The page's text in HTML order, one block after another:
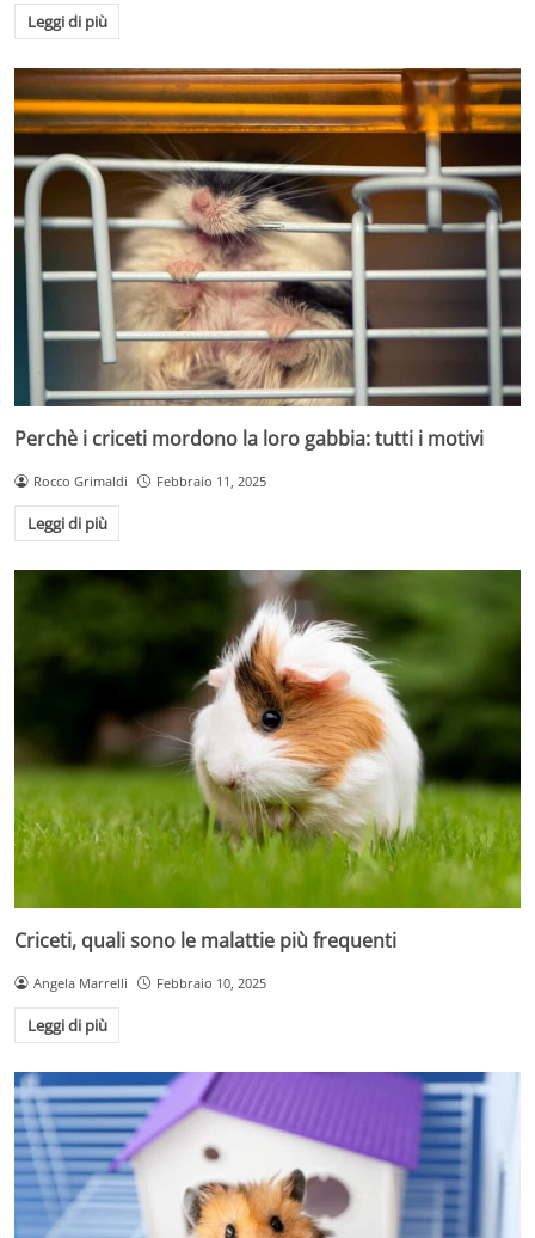
Leggi di più
Perchè i criceti mordono la loro gabbia: tutti i motivi
Rocco Grimaldi Febbraio 11, 2025
Leggi di più
Criceti, quali sono le malattie più frequenti
Angela Marrelli Febbraio 10, 2025
Leggi di più